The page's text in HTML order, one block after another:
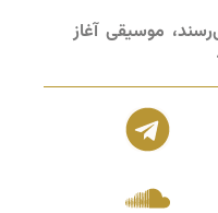
موسیقی آغاز